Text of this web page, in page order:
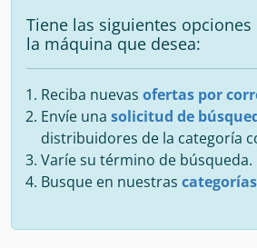
Tiene las siguientes
la máquina que desea:
Reciba nuevas ofertas por
Envíe una solicitud de
distribuidores de la categoría
Varíe su término de búsqueda.
Busque en nuestras categorías